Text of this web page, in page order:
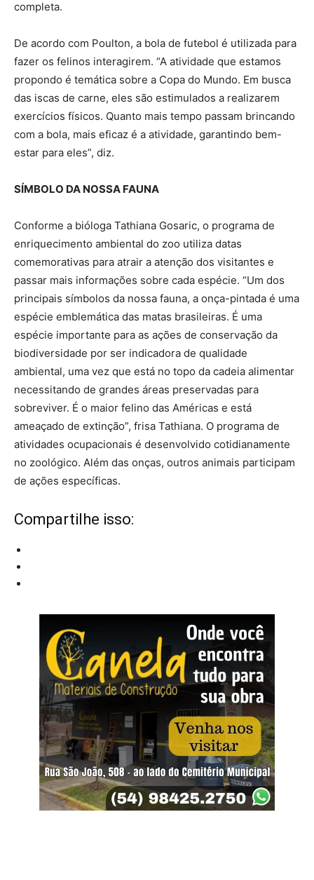
completa.
De acordo com Poulton, a bola de futebol é utilizada para
fazer os felinos interagirem. “A atividade que estamos
propondo é temática sobre a Copa do Mundo. Em busca
das iscas de carne, eles são estimulados a realizarem
exercícios físicos. Quanto mais tempo passam brincando
com a bola, mais eficaz é a atividade, garantindo bem-
estar para eles”, diz.
SÍMBOLO DA NOSSA FAUNA
Conforme a bióloga Tathiana Gosaric, o programa de
enriquecimento ambiental do zoo utiliza datas
comemorativas para atrair a atenção dos visitantes e
passar mais informações sobre cada espécie. “Um dos
principais símbolos da nossa fauna, a onça-pintada é uma
espécie emblemática das matas brasileiras. É uma
espécie importante para as ações de conservação da
biodiversidade por ser indicadora de qualidade
ambiental, uma vez que está no topo da cadeia alimentar
necessitando de grandes áreas preservadas para
sobreviver. É o maior felino das Américas e está
ameaçado de extinção”, frisa Tathiana. O programa de
atividades ocupacionais é desenvolvido cotidianamente
no zoológico. Além das onças, outros animais participam
de ações específicas.
Compartilhe isso: